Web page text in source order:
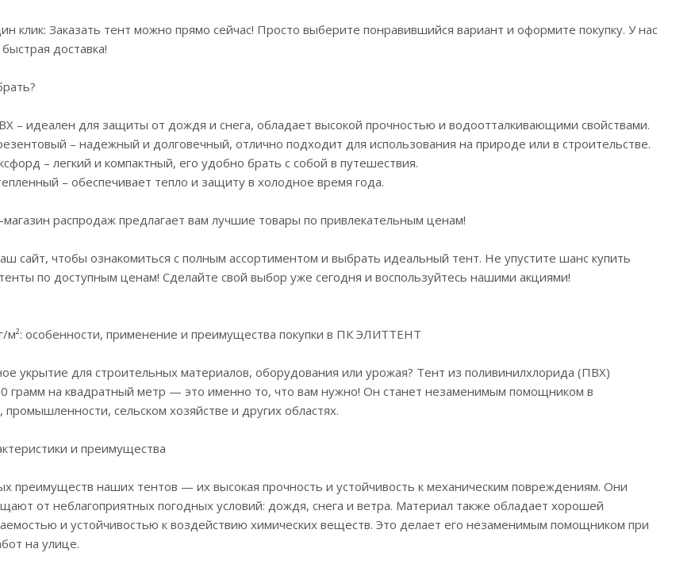
клик: Заказать тент можно прямо сейчас! Просто выберите понравившийся вариант и оформите покупку. У нас
доставка!
– идеален для защиты от дождя и снега, обладает высокой прочностью и водоотталкивающими свойствами.
– надежный и долговечный, отлично подходит для использования на природе или в строительстве.
– легкий и компактный, его удобно брать с собой в путешествия.
– обеспечивает тепло и защиту в холодное время года.
распродаж предлагает вам лучшие товары по привлекательным ценам!
сайт, чтобы ознакомиться с полным ассортиментом и выбрать идеальный тент. Не упустите шанс купить
по доступным ценам! Сделайте свой выбор уже сегодня и воспользуйтесь нашими акциями!
м²: особенности, применение и преимущества покупки в ПК ЭЛИТТЕНТ
укрытие для строительных материалов, оборудования или урожая? Тент из поливинилхлорида (ПВХ)
грамм на квадратный метр — это именно то, что вам нужно! Он станет незаменимым помощником в
промышленности, сельском хозяйстве и других областях.
и преимущества
преимуществ наших тентов — их высокая прочность и устойчивость к механическим повреждениям. Они
от неблагоприятных погодных условий: дождя, снега и ветра. Материал также обладает хорошей
и устойчивостью к воздействию химических веществ. Это делает его незаменимым помощником при
на улице.